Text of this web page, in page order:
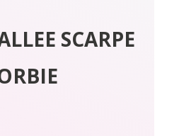
SCARPE